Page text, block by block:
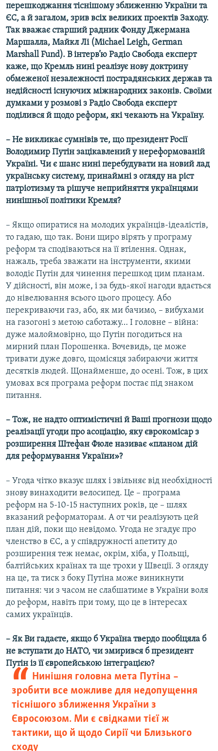
перешкоджання тіснішому зближенню України та
ЄС, а й загалом, зрив всіх великих проектів Заходу.
Так вважає старший радник Фонду Джермана
Маршалла, Майкл Лі (Michael Leigh, German
Marshall Fund). В інтерв’ю Радіо Свобода експерт
каже, що Кремль нині реалізує нову доктрину
обмеженої незалежності пострадянських держав та
недійсності існуючих міжнародних законів. Своїми
думками у розмові з Радіо Свобода експерт
поділився й щодо реформ, які чекають на Україну.
– Не викликає сумнівів те, що президент Росії
Володимир Путін зацікавлений у нереформованій
Україні. Чи є шанс нині перебудувати на новий лад
українську систему, принаймні з огляду на ріст
патріотизму та рішуче неприйняття українцями
нинішньої політики Кремля?
– Якщо опиратися на молодих українців-ідеалістів,
то гадаю, що так. Вони щиро вірять у програму
реформ та сподіваються на її втілення. Однак,
нажаль, треба зважати на інструменти, якими
володіє Путін для чинення перешкод цим планам.
У дійсності, він може, і за будь-якої нагоди вдається
до нівелювання всього цього процесу. Або
перекриваючи газ, або, як ми бачимо, – вибухами
на газогоні з метою саботажу… І головне – війна:
дуже малоймовірно, що Путін погодиться на
мирний план Порошенка. Вочевидь, це може
тривати дуже довго, щомісяця забираючи життя
десятків людей. Щонайменше, до осені. Тож, в цих
умовах вся програма реформ постає під знаком
питання.
– Тож, не надто оптимістичні й Ваші прогнози щодо
реалізації угоди про асоціацію, яку єврокомісар з
розширення Штефан Фюле називає «планом дій
для реформування України»?
– Угода чітко вказує шлях і звільняє від необхідності
знову винаходити велосипед. Це – програма
реформ на 5-10-15 наступних років, це – шлях
вказаний реформаторам. А от чи реалізують цей
план дій, поки що невідомо. Угода не згадує про
членство в ЄС, а у співдружності апетиту до
розширення теж немає, окрім, хіба, у Польщі,
балтійських країнах та ще трохи у Швеції. З огляду
на це, та тиск з боку Путіна може виникнути
питання: чи з часом не слабшатиме в України воля
до реформ, навіть при тому, що це в інтересах
самих українців.
– Як Ви гадаєте, якщо б Україна твердо пообіцяла б
не вступати до НАТО, чи змирився б президент
Путін із її європейською інтеграцією?
Нинішня головна мета Путіна –
зробити все можливе для недопущення
тіснішого зближення України з
Євросоюзом. Ми є свідками тієї ж
тактики, що й щодо Сирії чи Близького
сходу